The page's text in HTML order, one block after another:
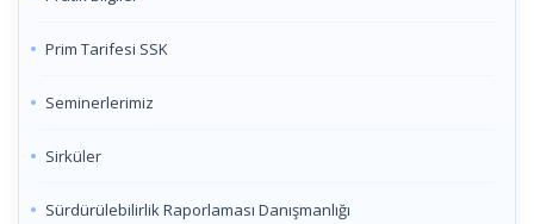
Prim Tarifesi SSK
Seminerlerimiz
Sirküler
Sürdürülebilirlik Raporlaması Danışmanlığı